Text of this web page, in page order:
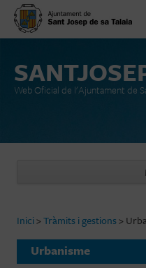
Web Oficial de l'Ajuntament de
Inici>Tràmits i gestions>
Urbanisme